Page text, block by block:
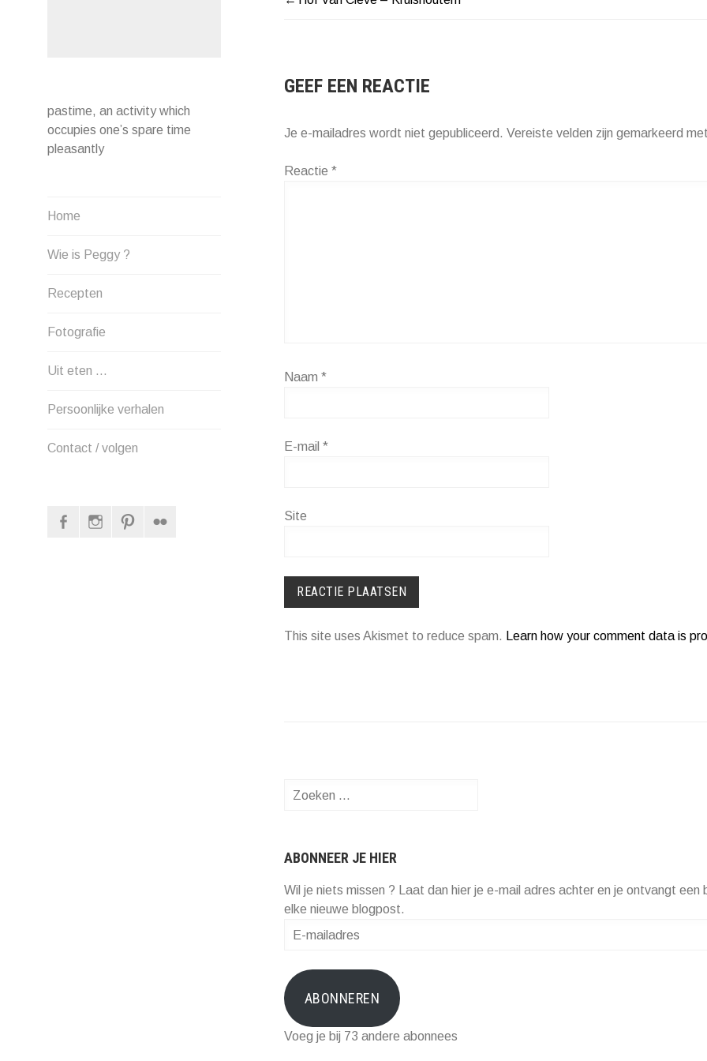
pastime, an activity which
occupies one’s spare time
pleasantly
Home
Wie is Peggy ?
Recepten
Fotografie
Uit eten …
Persoonlijke verhalen
Contact / volgen
FacebookInstagram
BERICHT
GEEF EEN REACTIE
Je e-mailadres wordt niet gepubliceerd. Vereiste velden zijn gemarkeerd
Reactie *
Naam *
E-mail *
Site
This site uses Akismet to reduce spam. Learn how your comment data is
Zoeken
ABONNEER JE HIER
Wil je niets missen ? Laat dan hier je e-mail adres achter en je ontvangt een
elke nieuwe blogpost.
E-
ABONNEREN
Voeg je bij 73 andere abonnees